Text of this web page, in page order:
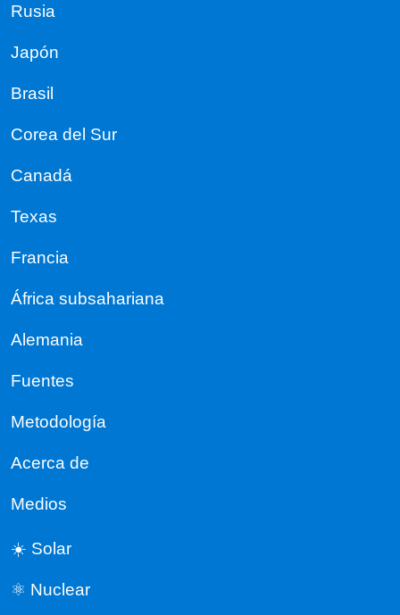
Rusia
Japón
Brasil
Corea del Sur
Canadá
Texas
Francia
África subsahariana
Alemania
Fuentes
Metodología
Acerca de
Medios
☀️ Solar
⚛️ Nuclear